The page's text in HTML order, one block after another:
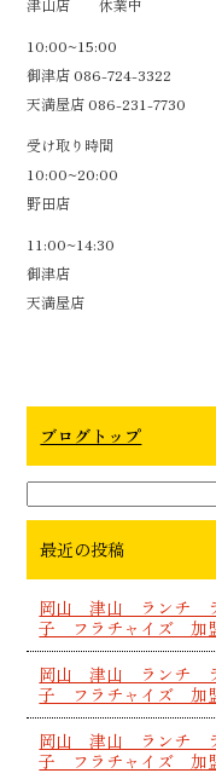
10:00~15:00
御津店 086-724-3322
天満屋店 086-231-7730
受け取り時間
10:00~20:00
野田店
11:00~14:30
御津店
天満屋店
ブログトップ
最近の投稿
岡山 津山 ランチ
子 フラチャイズ 加
岡山 津山 ランチ
子 フラチャイズ 加
岡山 津山 ランチ
子 フラチャイズ 加